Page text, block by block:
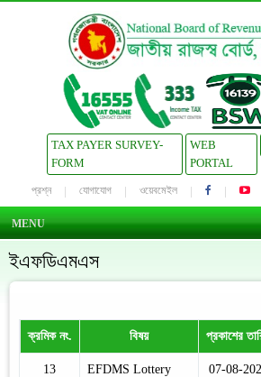
TAX PAYER SURVEY-
FORM
WEB
PORTAL
প্রশ্ন যোগাযোগ ওয়েবমেইল
MENU
ইএফডিএমএস
ক্রমিক নং. বিষয় প্রকাশের
13
EFDMS Lottery
07-08-